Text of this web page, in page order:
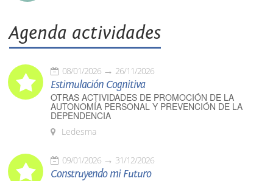
Agenda actividades
08/01/2026 26/11/2026
Estimulación Cognitiva
OTRAS ACTIVIDADES DE PROMOCIÓN DE LA
AUTONOMÍA PERSONAL Y PREVENCIÓN DE LA
DEPENDENCIA
Ledesma
09/01/2026 31/12/2026
Construyendo mi Futuro